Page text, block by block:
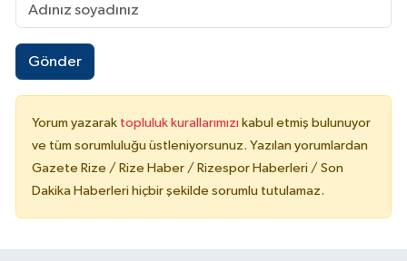
Gönder
Yorum yazarak topluluk kurallarımızı kabul etmiş bulunuyor
ve tüm sorumluluğu üstleniyorsunuz. Yazılan yorumlardan
Gazete Rize / Rize Haber / Rizespor Haberleri / Son
Dakika Haberleri hiçbir şekilde sorumlu tutulamaz.